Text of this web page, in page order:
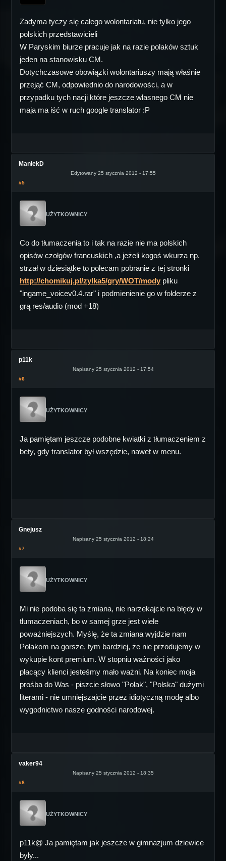
Zadyma tyczy się całego wolontariatu, nie tylko jego
polskich przedstawicieli
W Paryskim biurze pracuje jak na razie polaków sztuk
jeden na stanowisku CM.
Dotychczasowe obowiązki wolontariuszy mają właśnie
przejąć CM, odpowiednio do narodowości, a w
przypadku tych nacji które jeszcze wlasnego CM nie
maja ma iść w ruch google translator :P
ManiekD
Edytowany 25 stycznia 2012 - 17:55
#5
UŻYTKOWNICY
Co do tłumaczenia to i tak na razie nie ma polskich
opisów czołgów francuskich ,a jeżeli kogoś wkurza np.
strzał w dziesiątke to polecam pobranie z tej stronki
http://chomikuj.pl/zylka5/gry/WOT/mody pliku
"ingame_voicev0.4.rar" i podmienienie go w folderze z
grą res/audio (mod +18)
p11k
Napisany 25 stycznia 2012 - 17:54
#6
UŻYTKOWNICY
Ja pamiętam jeszcze podobne kwiatki z tłumaczeniem z
bety, gdy translator był wszędzie, nawet w menu.
Gnejusz
Napisany 25 stycznia 2012 - 18:24
#7
UŻYTKOWNICY
Mi nie podoba się ta zmiana, nie narzekajcie na błędy w
tłumaczeniach, bo w samej grze jest wiele
poważniejszych. Myślę, że ta zmiana wyjdzie nam
Polakom na gorsze, tym bardziej, że nie przodujemy w
wykupie kont premium. W stopniu ważności jako
płacący klienci jesteśmy mało ważni. Na koniec moja
prośba do Was - piszcie słowo "Polak", "Polska" dużymi
literami - nie umniejszajcie przez idiotyczną modę albo
wygodnictwo nasze godności narodowej.
vaker94
Napisany 25 stycznia 2012 - 18:35
#8
UŻYTKOWNICY
p11k@ Ja pamiętam jak jeszcze w gimnazjum dziewice
były...